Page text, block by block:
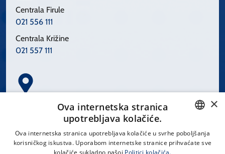
Centrala Firule
021 556 111
Centrala Križine
021 557 111
Spinčićeva 1, 21000 Split
CROATIAN
×
Ova internetska stranica
upotrebljava kolačiće.
Ova internetska stranica upotrebljava kolačiće u svrhe poboljšanja
korisničkog iskustva. Uporabom internetske stranice prihvaćate sve
kolačiće sukladno našoj Politici kolačića.